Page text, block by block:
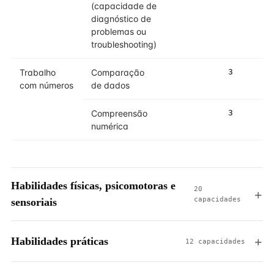
(capacidade de
diagnóstico de
problemas ou
troubleshooting)
Trabalho
com números
Comparação
de dados
3
Compreensão
numérica
3
Habilidades físicas, psicomotoras e
sensoriais
20
capacidades
Habilidades práticas 12 capacidades